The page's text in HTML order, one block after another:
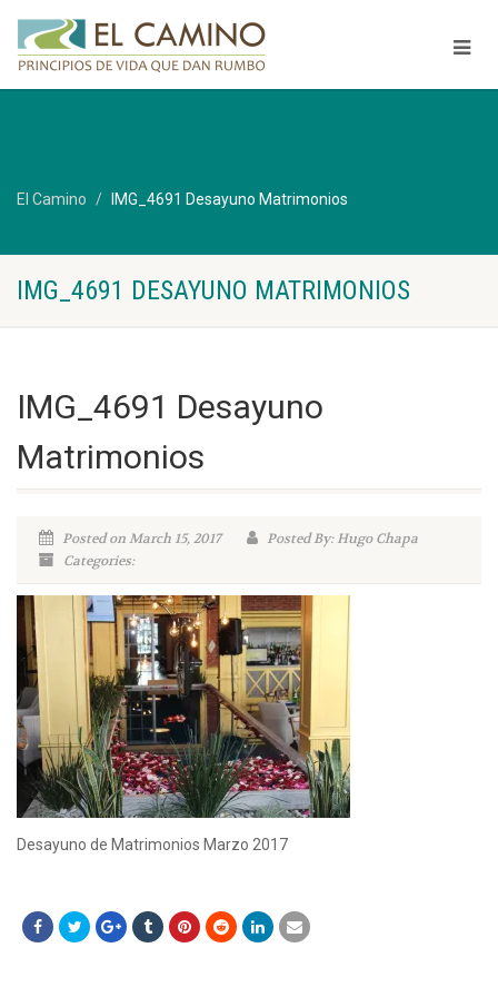
El Camino IMG_4691 Desayuno Matrimonios
IMG_4691 DESAYUNO MATRIMONIOS
IMG_4691 Desayuno
Matrimonios
Posted on March 15, 2017
Posted By: Hugo Chapa
Categories:
Desayuno de Matrimonios Marzo 2017